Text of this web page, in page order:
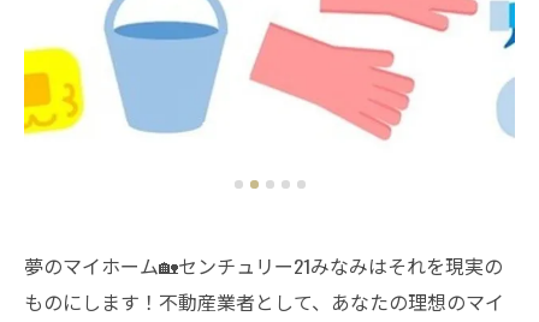
夢のマイホーム🏡センチュリー21みなみはそれを現実の
ものにします！不動産業者として、あなたの理想のマイ